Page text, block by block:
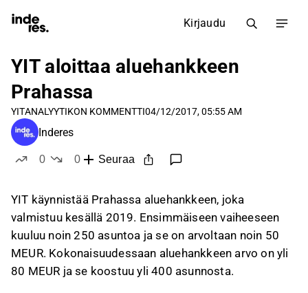
Kirjaudu
YIT aloittaa aluehankkeen
Prahassa
YITANALYYTIKON KOMMENTTI04/12/2017, 05:55 AM
Inderes
0
0
Seuraa
YIT käynnistää Prahassa aluehankkeen, joka
valmistuu kesällä 2019. Ensimmäiseen vaiheeseen
kuuluu noin 250 asuntoa ja se on arvoltaan noin 50
MEUR. Kokonaisuudessaan aluehankkeen arvo on yli
80 MEUR ja se koostuu yli 400 asunnosta.